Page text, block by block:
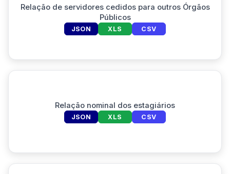
Relação de servidores cedidos para outros Órgãos
Públicos
JSON XLS CSV
Relação nominal dos estagiários
JSON XLS CSV